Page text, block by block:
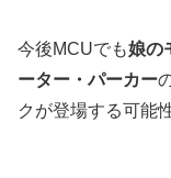
今後MCUでも娘の
ーター・パーカー
クが登場する可能